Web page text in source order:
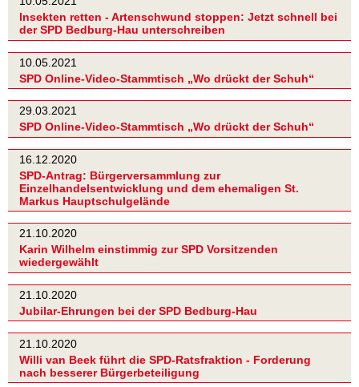
Insekten retten - Artenschwund stoppen: Jetzt schnell bei
der SPD Bedburg-Hau unterschreiben
10.05.2021
SPD Online-Video-Stammtisch „Wo drückt der Schuh“
29.03.2021
SPD Online-Video-Stammtisch „Wo drückt der Schuh“
16.12.2020
SPD-Antrag: Bürgerversammlung zur
Einzelhandelsentwicklung und dem ehemaligen St.
Markus Hauptschulgelände
21.10.2020
Karin Wilhelm einstimmig zur SPD Vorsitzenden
wiedergewählt
21.10.2020
Jubilar-Ehrungen bei der SPD Bedburg-Hau
21.10.2020
Willi van Beek führt die SPD-Ratsfraktion - Forderung
nach besserer Bürgerbeteiligung